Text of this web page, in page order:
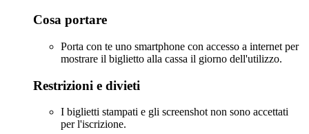
Cosa portare
Porta con te uno smartphone con accesso a internet per
mostrare il biglietto alla cassa il giorno dell'utilizzo.
Restrizioni e divieti
I biglietti stampati e gli screenshot non sono accettati
per l'iscrizione.